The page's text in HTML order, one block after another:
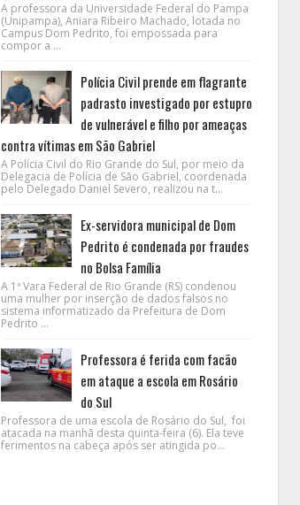
A professora da Universidade Federal do Pampa
(Unipampa), Aniara Ribeiro Machado, lotada no
Campus Dom Pedrito, foi empossada para
compor a ...
Polícia Civil prende em flagrante
padrasto investigado por estupro
de vulnerável e filho por ameaças
contra vítimas em São Gabriel
A Polícia Civil do Rio Grande do Sul, por meio da
Delegacia de Polícia de São Gabriel, coordenada
pelo Delegado Daniel Severo, realizou na t...
Ex-servidora municipal de Dom
Pedrito é condenada por fraudes
no Bolsa Família
A 1ª Vara Federal de Rio Grande (RS) condenou
uma mulher por inserção de dados falsos no
sistema informatizado da Prefeitura de Dom
Pedrito ...
Professora é ferida com facão
em ataque a escola em Rosário
do Sul
Professora de uma escola de Rosário do Sul, foi
atacada na manhã desta quinta-feira (6). Ela teve
ferimentos na cabeça após ser atingida po...